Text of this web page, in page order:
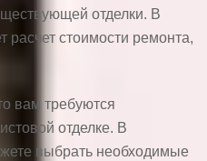
отделки. В
расчет стоимости ремонта,
вам требуются
отделке. В
выбрать необходимые